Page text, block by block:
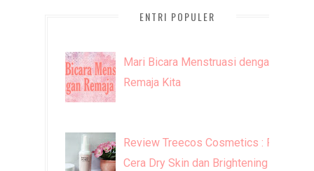
ENTRI POPULER
Mari Bicara Menstruasi dengan
Remaja Kita
Review Treecos Cosmetics : FW
Cera Dry Skin dan Brightening